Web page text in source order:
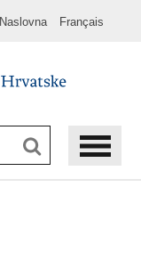
Naslovna Français